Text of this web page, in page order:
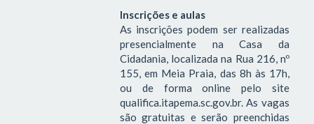
Inscrições e aulas
As inscrições podem ser realizadas
presencialmente na Casa da
Cidadania, localizada na Rua 216, nº
155, em Meia Praia, das 8h às 17h,
ou de forma online pelo site
qualifica.itapema.sc.gov.br. As vagas
são gratuitas e serão preenchidas